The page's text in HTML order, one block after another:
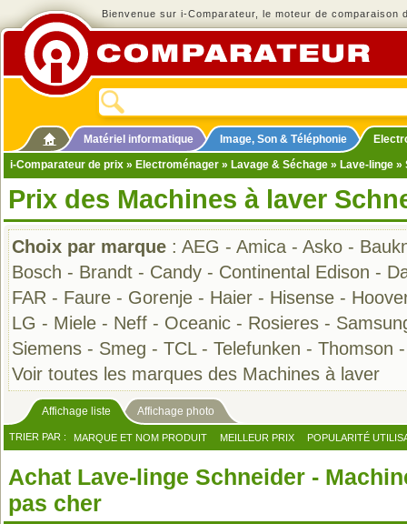
Bienvenue sur i-Comparateur, le moteur de comparaison
Matériel informatique Image, Son & Téléphonie
i-Comparateur de prix » Electroménager » Lavage & Séchage » Lave-linge »
Prix des Machines à laver
Choix par marque : AEG - Amica - Asko -
Bosch - Brandt - Candy - Continental Edison -
FAR - Faure - Gorenje - Haier - Hisense -
LG - Miele - Neff - Oceanic - Rosieres -
Siemens - Smeg - TCL- Telefunken - Thomson
Voir toutes les marques des Machines à laver
Affichage liste Affichage photo
TRIER PAR : MARQUE ET NOM PRODUIT MEILLEUR PRIX POPULARITÉ
Achat Lave-linge Schneider -
pas cher